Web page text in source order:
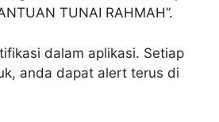
TUNAI RAHMAH”.
dalam aplikasi. Setiap
anda dapat alert terus di